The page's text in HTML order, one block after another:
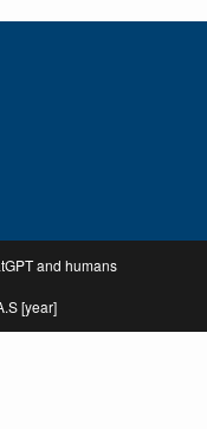
and humans
[year]